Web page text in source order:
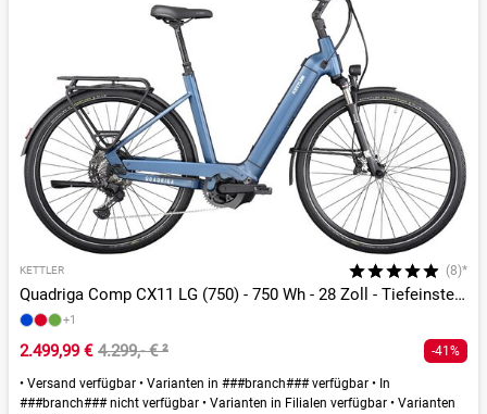
KETTLER (8)*
Quadriga Comp CX11 LG (750) - 750 Wh - 28 Zoll - Tiefeinsteiger
+1
2.499,99 € 4.299,- €² -41%
• Versand verfügbar • Varianten in ###branch### verfügbar • In
###branch### nicht verfügbar • Varianten in Filialen verfügbar • Varianten